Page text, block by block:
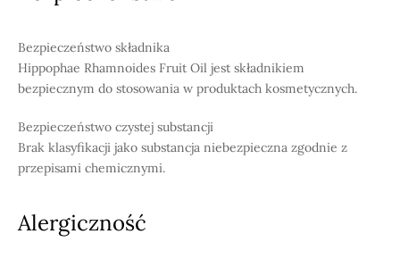
Bezpieczeństwo składnika
Hippophae Rhamnoides Fruit Oil jest składnikiem
bezpiecznym do stosowania w produktach kosmetycznych.
Bezpieczeństwo czystej substancji
Brak klasyfikacji jako substancja niebezpieczna zgodnie z
przepisami chemicznymi.
Alergiczność